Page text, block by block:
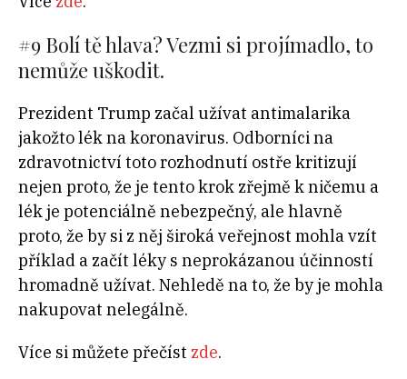
#9 Bolí tě hlava? Vezmi si projímadlo, to
nemůže uškodit.
Prezident Trump začal užívat antimalarika
jakožto lék na koronavirus. Odborníci na
zdravotnictví toto rozhodnutí ostře kritizují
nejen proto, že je tento krok zřejmě k ničemu a
lék je potenciálně nebezpečný, ale hlavně
proto, že by si z něj široká veřejnost mohla vzít
příklad a začít léky s neprokázanou účinností
hromadně užívat. Nehledě na to, že by je mohla
nakupovat nelegálně.
Více si můžete přečíst zde.